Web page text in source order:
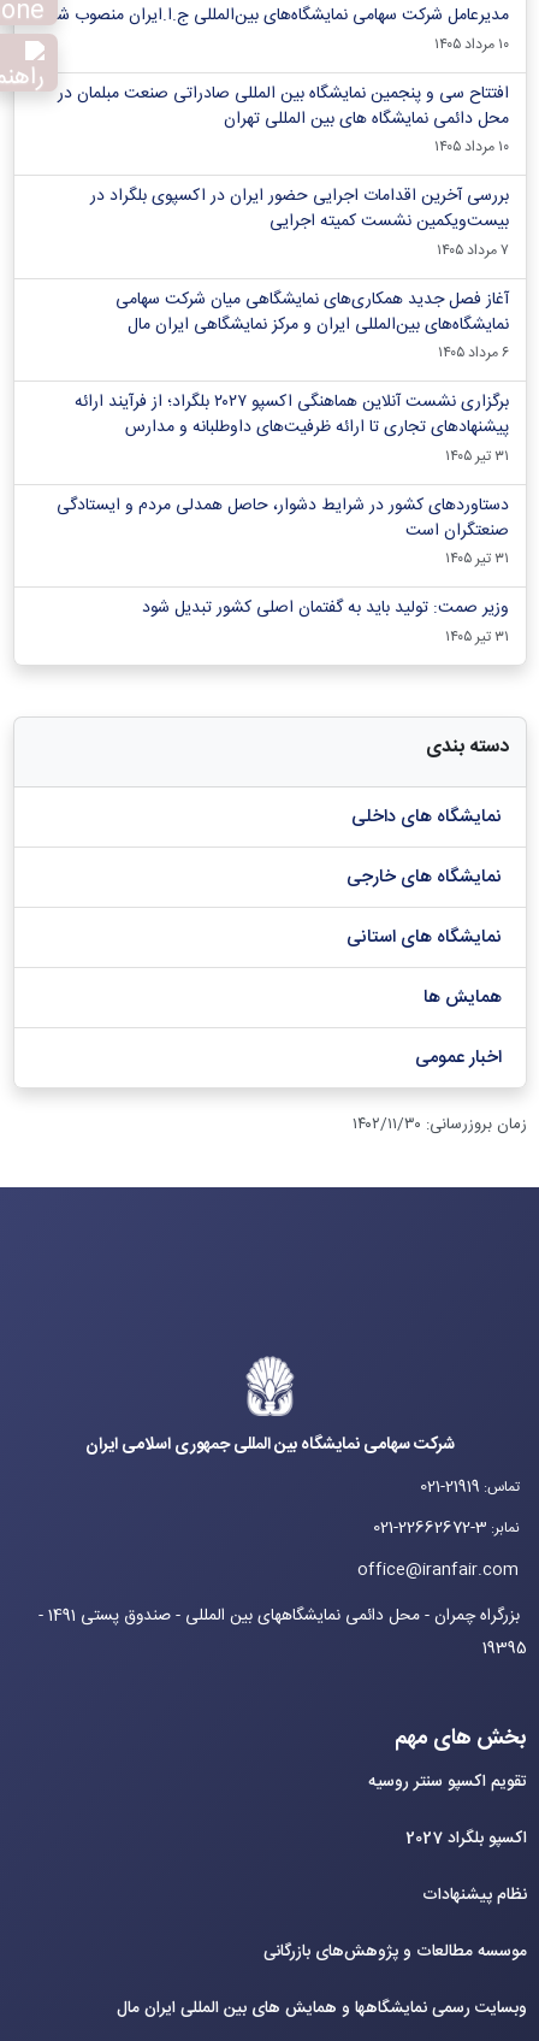
مدیرعامل شرکت سهامی نمایشگاه‌های بین‌المللی ج.ا.ایران منصوب شد*
۱۰ مرداد ۱۴۰۵
افتتاح سی و پنجمین نمایشگاه بین المللی صادراتی صنعت مبلمان در
محل دائمی نمایشگاه های بین المللی تهران
۱۰ مرداد ۱۴۰۵
بررسی آخرین اقدامات اجرایی حضور ایران در اکسپوی بلگراد در
بیست‌ویکمین نشست کمیته اجرایی
۷ مرداد ۱۴۰۵
آغاز فصل جدید همکاری‌های نمایشگاهی میان شرکت سهامی
نمایشگاه‌های بین‌المللی ایران و مرکز نمایشگاهی ایران‌ مال
۶ مرداد ۱۴۰۵
برگزاری نشست آنلاین هماهنگی اکسپو ۲۰۲۷ بلگراد؛ از فرآیند ارائه
پیشنهادهای تجاری تا ارائه ظرفیت‌های داوطلبانه و مدارس
۳۱ تیر ۱۴۰۵
دستاوردهای کشور در شرایط دشوار، حاصل همدلی مردم و ایستادگی
صنعتگران است
۳۱ تیر ۱۴۰۵
وزیر صمت: تولید باید به گفتمان اصلی کشور تبدیل شود
۳۱ تیر ۱۴۰۵
دسته بندی
نمایشگاه های داخلی
نمایشگاه های خارجی
نمایشگاه های استانی
همایش ها
اخبار عمومی
زمان بروزرسانی: ۱۴۰۲/۱۱/۳۰
شرکت سهامی نمایشگاه بین المللی جمهوری اسلامی ایران
تماس:
021-21919
نمابر:
021-22662672-3
office@iranfair.com
بزرگراه چمران - محل دائمی نمایشگاههای بین المللی - صندوق پستی 1491 -
19395
بخش های مهم
تقویم اکسپو سنتر روسیه
اکسپو بلگراد 2027
نظام پیشنهادات
موسسه مطالعات و پژوهش‌های بازرگانی
وبسایت رسمی نمایشگاهها و همایش های بین‌ المللی ایران مال